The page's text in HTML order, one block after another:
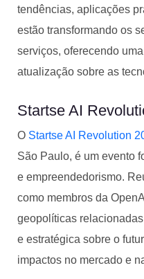
tendências, aplicações
estão transformando os
serviços, oferecendo
atualização sobre as
Startse AI
O Startse AI Revolution
São Paulo, é um evento
e empreendedorismo.
como membros da
geopolíticas
e estratégica sobre o
impactos no mercado e